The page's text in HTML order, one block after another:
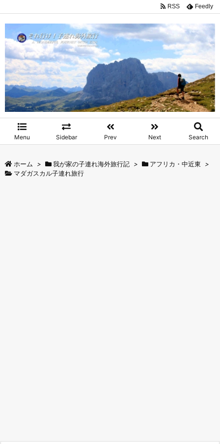
Menu Sidebar Prev Next Search
RSS Feedly
ホーム > 我が家の子連れ海外旅行記 > アフリカ・中近東
>
マダガスカル子連れ旅行